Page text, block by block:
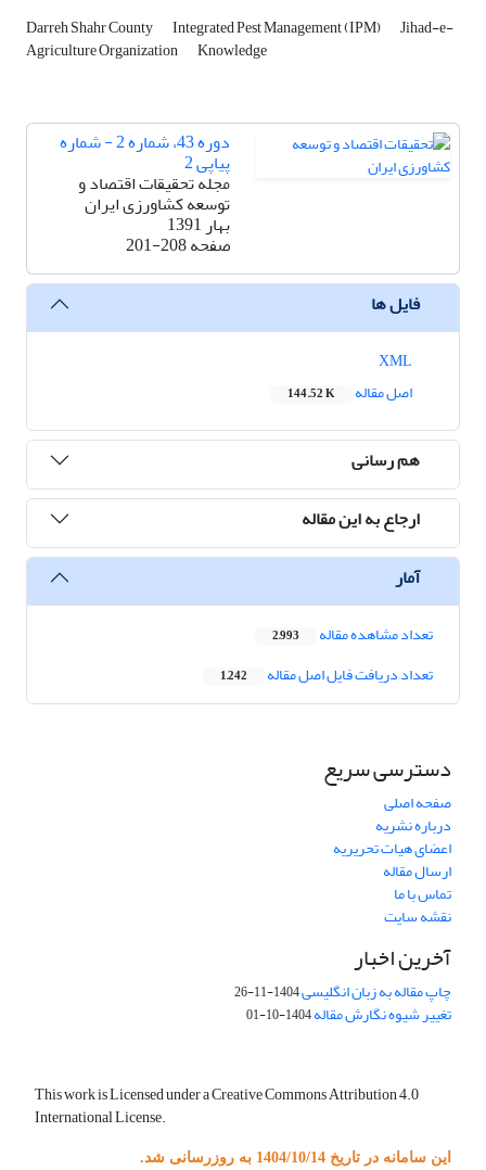
Darreh Shahr County Integrated Pest Management (IPM) Jihad-e-
Agriculture Organization Knowledge
دوره 43، شماره 2 - شماره
پیاپی 2
مجله تحقیقات اقتصاد و
توسعه کشاورزی ایران
بهار 1391
صفحه201-208
فایل ها
اصل مقاله
144.52 K
هم رسانی
ارجاع به این مقاله
آمار
تعداد مشاهده مقاله 2,993
تعداد دریافت فایل اصل مقاله 1,242
دسترسی سریع
صفحه اصلی
درباره نشریه
اعضای هیات تحریریه
ارسال مقاله
تماس با ما
نقشه سایت
آخرین اخبار
چاپ مقاله به زبان انگلیسی1404-11-26
تغییر شیوه نگارش مقاله1404-10-01
This work is Licensed under a Creative Commons Attribution 4.0
International License.
این سامانه در تاریخ 1404/10/14 به روزرسانی شد.